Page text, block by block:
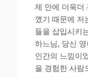
제 안에 더욱더
꼈기 때문에 저
들을 삽입시키
하느님, 당신
인간의 느낌이
을 경험한 사람